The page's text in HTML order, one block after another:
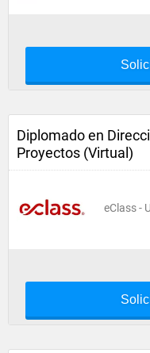
Diplomado en
Proyectos (Virtual)
eClass -